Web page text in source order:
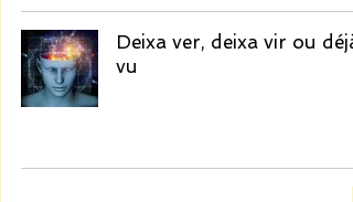
Deixa ver, deixa vir ou déjà
vu